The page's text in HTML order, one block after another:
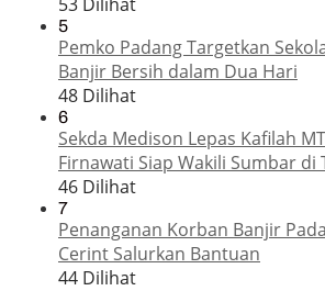
5
Pemko Padang Targetkan
Banjir Bersih dalam Dua Hari
48 Dilihat
6
Sekda Medison Lepas Kafilah
Firnawati Siap Wakili Sumbar di
46 Dilihat
7
Penanganan Korban Banjir
Cerint Salurkan Bantuan
44 Dilihat